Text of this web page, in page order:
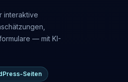
interaktive
— mit KI-
Seiten